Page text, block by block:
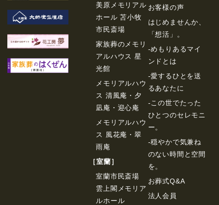
美原メモリアル
ホール 苫小牧
市民斎場
家族葬のメモリ
アルハウス 星
光館
メモリアルハウ
ス 清風庵・夕
凪庵・迎心庵
メモリアルハウ
ス 風花庵・翠
雨庵
［室蘭］
室蘭市民斎場
雲上閣メモリア
ルホール
お客様の声
はじめませんか、
「想活」。
-めもりあるマイ
ンドとは
-愛するひとを送
るあなたに
-この世でたった
ひとつのセレモニ
ー。
-穏やかで気兼ね
のない時間と空間
を。
お葬式Q&A
法⼈会員